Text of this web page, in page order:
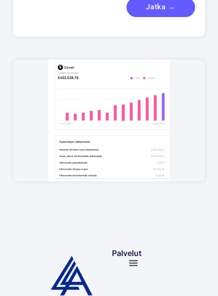
Jatka →
Palvelut